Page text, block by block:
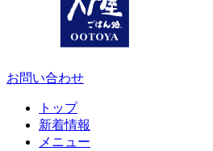
お問い合わせ
トップ
新着情報
メニュー